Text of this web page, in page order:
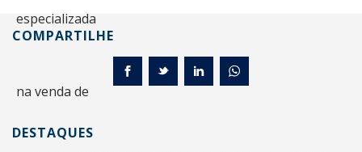
COMPARTILHE
DESTAQUES